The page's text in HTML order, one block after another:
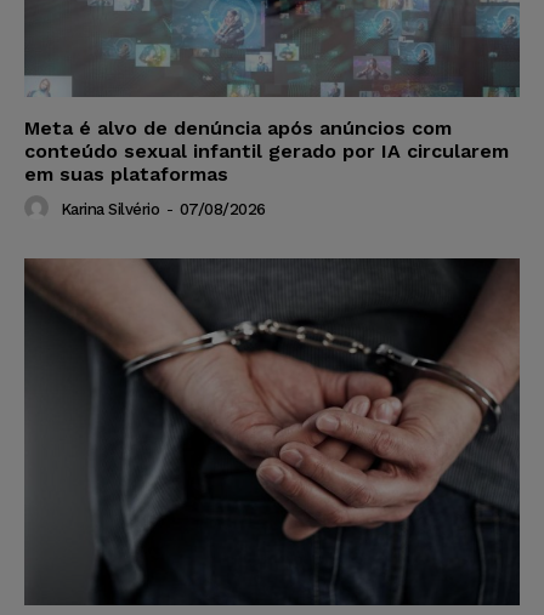
Meta é alvo de denúncia após anúncios com
conteúdo sexual infantil gerado por IA circularem
em suas plataformas
Karina Silvério - 07/08/2026